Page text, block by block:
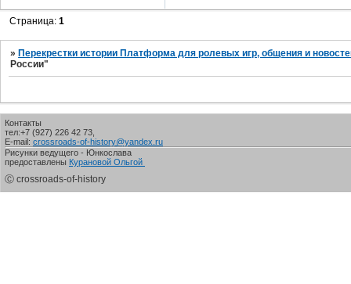
Страница:1
» Перекрестки истории Платформа для ролевых игр, общения и
России"
Контакты
тел:+7 (927) 226 42 73,
E-mail: crossroads-of-history@yandex.ru
Рисунки ведущего - Юнкослава
предоставлены Курановой Ольгой
Ⓒ crossroads-of-history